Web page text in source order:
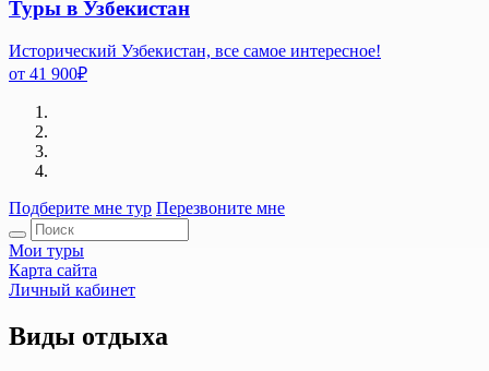
Туры в Узбекистан
Исторический Узбекистан, все самое интересное!
от 41 900₽
Подберите мне тур Перезвоните мне
Мои туры
Карта сайта
Личный кабинет
Виды отдыха